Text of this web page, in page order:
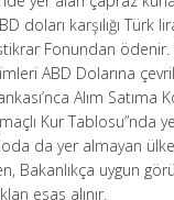
doları karşılığı Türk
Fonundan ödenir.
ABD Dolarına
Alım Satıma
Kur Tablosu”nda
da yer almayan
Bakanlıkça uygun
esas alınır.